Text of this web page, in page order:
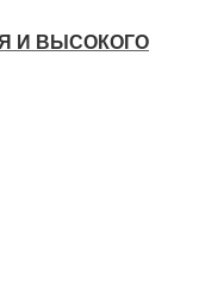
И ВЫСОКОГО